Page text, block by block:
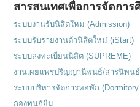
สารสนเทศเพื่อการจัดการ
ระบบงานรับนิสิตใหม่ (Admission)
ระบบรับรายงานตัวนิสิตใหม่ (iStart)
ระบบลงทะเบียนนิสิต (SUPREME)
งานเผยแพร่ปริญญานิพนธ์/สารนิพนธ์
ระบบบริหารจัดการหอพัก
กองทุนกู้ยืม